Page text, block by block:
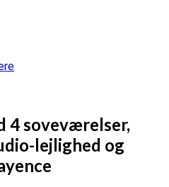
4 soveværelser,
lejlighed og